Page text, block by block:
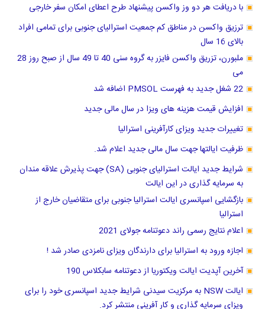
با دریافت هر دو وز واکسن پیشنهاد طرح اعطای امکان سفر خارجی
ترزیق واکسن در مناطق کم جمعیت استرالیای جنوبی برای تمامی افراد
بالای 16 سال
ملبورن، تزریق واکسن فایزر به گروه سنی 40 تا 49 سال از صبح روز 28
می
22 شغل جدید به فهرست PMSOL اضافه شد
افزایش قیمت هزینه های ویزا در سال مالی جدید
تغییرات جدید ویزای کارآفرینی استرالیا
ظرفیت ایالتها جهت سال مالی جدید اعلام شد.
شرایط جدید ایالت استرالیای جنوبی (SA) جهت پذیرش علاقه مندان
به سرمایه گذاری در این ایالت
بازگشایی اسپانسری ایالت استرالیا جنوبی برای متقاضیان خارج از
استرالیا
اعلام نتایج رسمی راند دعوتنامه جولای 2021
اجازه ورود به استرالیا برای دارندگان ویزای نامزدی صادر شد !
آخرین آپدیت ایالت ویکتوریا از دعوتنامه سابکلاس 190
ایالت NSW به مرکزیت سیدنی شرایط جدید اسپانسری خود را برای
ویزای سرمایه گذاری و کار آفرینی منتشر کرد.